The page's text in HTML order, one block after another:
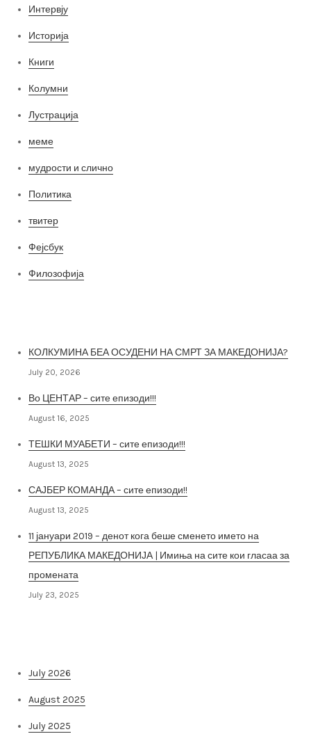
Интервју
Историја
Книги
Колумни
Лустрација
меме
мудрости и слично
Политика
твитер
Фејсбук
Филозофија
КОЛКУМИНА БЕА ОСУДЕНИ НА СМРТ ЗА МАКЕДОНИЈА?
July 20, 2026
Во ЦЕНТАР – сите епизоди!!!
August 16, 2025
ТЕШКИ МУАБЕТИ – сите епизоди!!!
August 13, 2025
САЈБЕР КОМАНДА – сите епизоди!!
August 13, 2025
11 јануари 2019 – денот кога беше сменето името на
РЕПУБЛИКА МАКЕДОНИЈА | Имиња на сите кои гласаа за
промената
July 23, 2025
July 2026
August 2025
July 2025